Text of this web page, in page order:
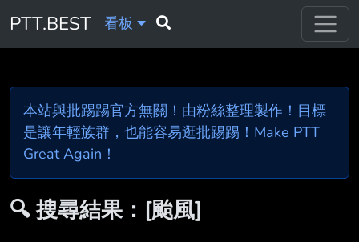
PTT.BEST 看板
本站與批踢踢官方無關！由粉絲整理製作！目標
是讓年輕族群，也能容易逛批踢踢！Make PTT
Great Again！
🔍 搜尋結果：[颱風]